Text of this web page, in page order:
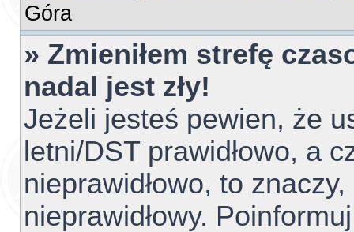
Góra
» Zmieniłem strefę
nadal jest zły!
Jeżeli jesteś pewien, że
letni/DST prawidłowo, a
nieprawidłowo, to
nieprawidłowy.